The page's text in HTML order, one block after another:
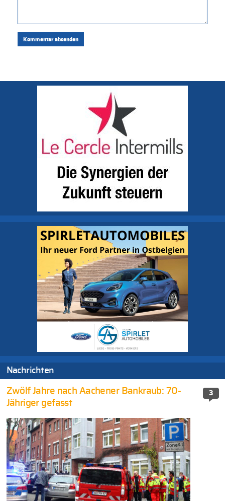
Nachrichten
3
Zwölf Jahre nach Aachener Bankraub: 70-
Jähriger gefasst